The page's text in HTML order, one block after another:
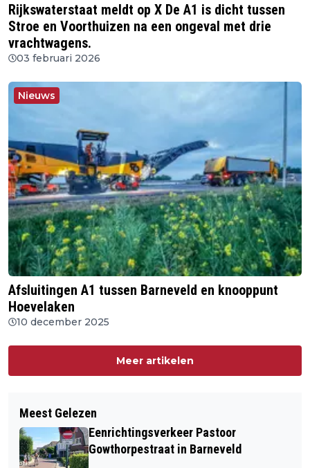
Rijkswaterstaat meldt op X De A1 is dicht tussen
Stroe en Voorthuizen na een ongeval met drie
vrachtwagens.
03 februari 2026
Nieuws
Afsluitingen A1 tussen Barneveld en knooppunt
Hoevelaken
10 december 2025
Meer artikelen
Meest Gelezen
Eenrichtingsverkeer Pastoor
Gowthorpestraat in Barneveld